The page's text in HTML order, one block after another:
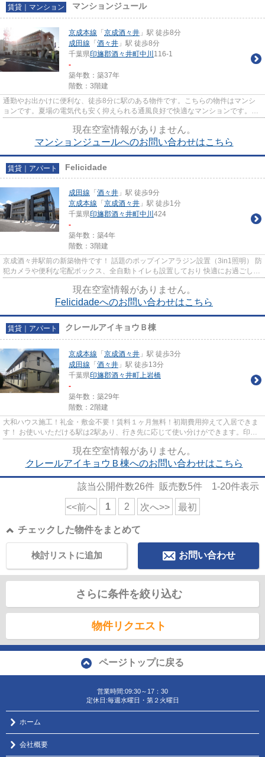
賃貸｜マンション マンションジュール
京成本線 「 京成酒々井 」駅 徒歩8分
成田線 「 酒々井 」駅 徒歩8分
千葉県印旛郡酒々井町中川 116-1
-
築年数：築37年
階数：3階建
通勤やお出かけに便利な、徒歩8分に駅のある物件です。こちらの物件はマンシ
ョンです。夏場の電気代も安く抑えられる通風良好で快適なマンションです。2
現在空室情報がありません。
マンションジュールへのお問い合わせはこちら
賃貸｜アパート Felicidade
成田線 「 酒々井 」駅 徒歩9分
京成本線 「 京成酒々井 」駅 徒歩1分
千葉県印旛郡酒々井町中川 424
-
築年数：築4年
階数：3階建
京成酒々井駅前の新築物件です！ 話題のポップインアラジン設置（3in1照明） 防
犯カメラや便利な宅配ボックス、全自動トイレも設置しており 快適にお過ごしい
現在空室情報がありません。
Felicidadeへのお問い合わせはこちら
賃貸｜アパート クレールアイキョウＢ棟
京成本線 「 京成酒々井 」駅 徒歩3分
成田線 「 酒々井 」駅 徒歩13分
千葉県印旛郡酒々井町上岩橋
-
築年数：築29年
階数：2階建
大和ハウス施工！礼金・敷金不要！賃料１ヶ月無料！初期費用抑えて入居できま
す！ お使いいただける駅は2駅あり、行き先に応じて使い分けができます。印旛
現在空室情報がありません。
クレールアイキョウＢ棟へのお問い合わせはこちら
該当公開件数26件 販売数5件 1-20件表示
<<前へ 1 2 次へ>> 最初
チェックした物件をまとめて
お問い合わせ
検討リストに追加
さらに条件を絞り込む
物件リクエスト
ページトップに戻る
営業時間:09:30～17：30
定休日:毎週水曜日・第２火曜日
ホーム
会社概要